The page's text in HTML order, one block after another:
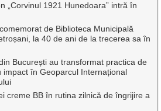
„Corvinul 1921 Hunedoara” intră în
de Biblioteca Municipală
la 40 de ani de la trecerea sa în
București au transformat practica de
în Geoparcul Internațional
creme BB în rutina zilnică de îngrijire a